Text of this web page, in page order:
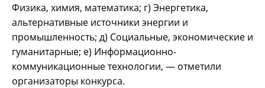
Физика, химия, математика; г) Энергетика,
альтернативные источники энергии и
промышленность; д) Социальные, экономические и
гуманитарные; е) Информационно-
коммуникационные технологии, — отметили
организаторы конкурса.